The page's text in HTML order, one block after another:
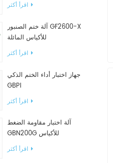
اقرأ أكثر
آلة ختم الصنبور GF2600-X
للأكياس المائلة
اقرأ أكثر
جهاز اختبار أداء الختم الذكي
GBPI
اقرأ أكثر
آلة اختبار مقاومة الضغط
GBN200G للأكياس
البلاستيكية
اقرأ أكثر